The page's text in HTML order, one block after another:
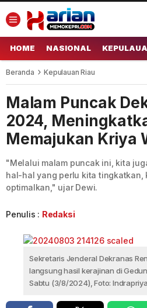
HOME NASIONAL
Beranda Kepulauan Riau
Malam Puncak
2024,
Memajukan Kriya
"Melalui malam puncak ini, kita
hal-hal yang perlu kita tingkatkan,
optimalkan," ujar Dewi.
Penulis : Redaksi
Sekretaris Jenderal Dekranas
langsung hasil kerajinan di
Sabtu (3/8/2024), Foto: